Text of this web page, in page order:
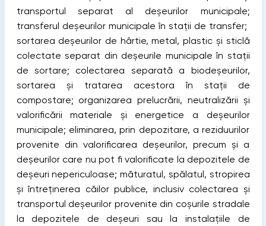
transportul separat al deșeurilor municipale;
transferul deşeurilor municipale în staţii de transfer;
sortarea deşeurilor de hârtie, metal, plastic şi sticlă
colectate separat din deşeurile municipale în staţii
de sortare; colectarea separată a biodeșeurilor,
sortarea și tratarea acestora în stații de
compostare; organizarea prelucrării, neutralizării și
valorificării materiale şi energetice a deşeurilor
municipale; eliminarea, prin depozitare, a reziduurilor
provenite din valorificarea deşeurilor, precum şi a
deşeurilor care nu pot fi valorificate la depozitele de
deşeuri nepericuloase; măturatul, spălatul, stropirea
şi întreţinerea căilor publice, inclusiv colectarea şi
transportul deşeurilor provenite din coşurile stradale
la depozitele de deşeuri sau la instalaţiile de